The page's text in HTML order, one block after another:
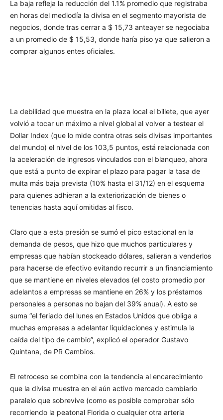
La baja refleja la reducción del 1.1% promedio que registraba
en horas del mediodía la divisa en el segmento mayorista de
negocios, donde tras cerrar a $ 15,73 anteayer se negociaba
a un promedio de $ 15,53, donde haría piso ya que salieron a
comprar algunos entes oficiales.
La debilidad que muestra en la plaza local el billete, que ayer
volvió a tocar un máximo a nivel global al volver a testear el
Dollar Index (que lo mide contra otras seis divisas importantes
del mundo) el nivel de los 103,5 puntos, está relacionada con
la aceleración de ingresos vinculados con el blanqueo, ahora
que está a punto de expirar el plazo para pagar la tasa de
multa más baja prevista (10% hasta el 31/12) en el esquema
para quienes adhieran a la exteriorización de bienes o
tenencias hasta aquí omitidas al fisco.
Claro que a esta presión se sumó el pico estacional en la
demanda de pesos, que hizo que muchos particulares y
empresas que habían stockeado dólares, salieran a venderlos
para hacerse de efectivo evitando recurrir a un financiamiento
que se mantiene en niveles elevados (el costo promedio por
adelantos a empresas se mantiene en 26% y los préstamos
personales a personas no bajan del 39% anual). A esto se
suma “el feriado del lunes en Estados Unidos que obliga a
muchas empresas a adelantar liquidaciones y estimula la
caída del tipo de cambio”, explicó el operador Gustavo
Quintana, de PR Cambios.
El retroceso se combina con la tendencia al encarecimiento
que la divisa muestra en el aún activo mercado cambiario
paralelo que sobrevive (como es posible comprobar sólo
recorriendo la peatonal Florida o cualquier otra arteria